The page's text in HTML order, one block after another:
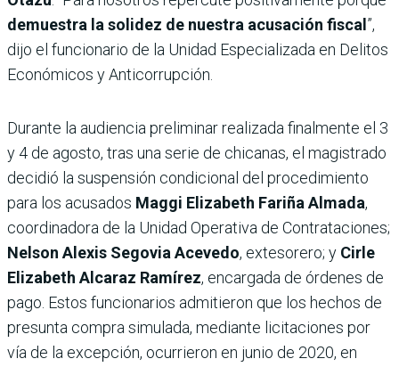
demuestra la solidez de nuestra acusación fiscal ”,
dijo el funcionario de la Unidad Especializada en Delitos
Económicos y Anticorrupción.
Durante la audiencia preliminar realizada finalmente el 3
y 4 de agosto, tras una serie de chicanas, el magistrado
decidió la suspensión condicional del procedimiento
para los acusados Maggi Elizabeth Fariña Almada,
coordinadora de la Unidad Operativa de Contrataciones;
Nelson Alexis Segovia Acevedo, extesorero; y Cirle
Elizabeth Alcaraz Ramírez, encargada de órdenes de
pago. Estos funcionarios admitieron que los hechos de
presunta compra simulada, mediante licitaciones por
vía de la excepción, ocurrieron en junio de 2020, en